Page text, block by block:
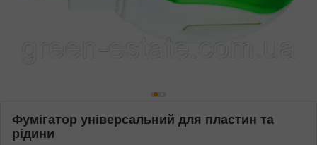
Фумігатор універсальний для пластин та
рідини